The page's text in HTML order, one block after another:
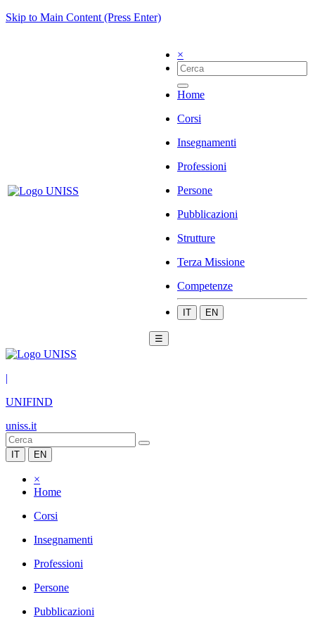
Skip to Main Content (Press Enter)
×
Home
Corsi
Insegnamenti
Professioni
Persone
Pubblicazioni
Strutture
Terza Missione
Competenze
IT EN
☰
|
UNIFIND
uniss.it
IT EN
×
Home
Corsi
Insegnamenti
Professioni
Persone
Pubblicazioni